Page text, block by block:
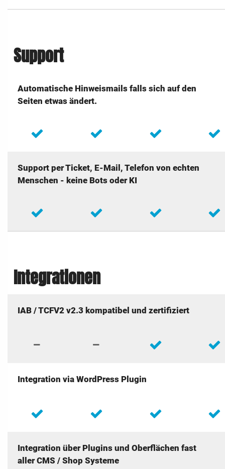
Support
Automatische Hinweismails falls sich auf den
Seiten etwas ändert.
Support per Ticket, E-Mail, Telefon von echten
Menschen - keine Bots oder KI
Integrationen
IAB / TCFV2 v2.3 kompatibel und zertifiziert
Integration via WordPress Plugin
Integration über Plugins und Oberflächen fast
aller CMS / Shop Systeme